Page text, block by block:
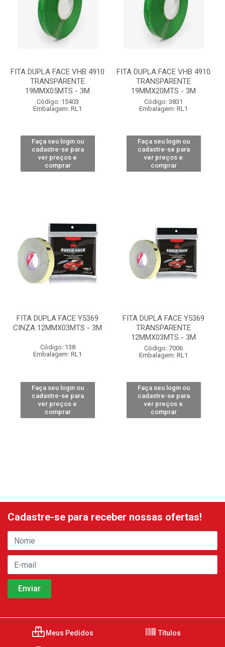
FITA DUPLA FACE VHB 4910
TRANSPARENTE
19MMX05MTS - 3M
Código: 15403
Embalagem: RL1
Faça seu login ou
cadastre-se para
ver preços e
comprar
FITA DUPLA FACE VHB 4910
TRANSPARENTE
19MMX20MTS - 3M
Código: 3831
Embalagem: RL1
Faça seu login ou
cadastre-se para
ver preços e
comprar
FITA DUPLA FACE Y5369
CINZA 12MMX03MTS - 3M
Código: 138
Embalagem: RL1
Faça seu login ou
cadastre-se para
ver preços e
comprar
FITA DUPLA FACE Y5369
TRANSPARENTE
12MMX03MTS - 3M
Código: 7006
Embalagem: RL1
Faça seu login ou
cadastre-se para
ver preços e
comprar
Cadastre-se para receber nossas ofertas!
Meus Pedidos Títulos